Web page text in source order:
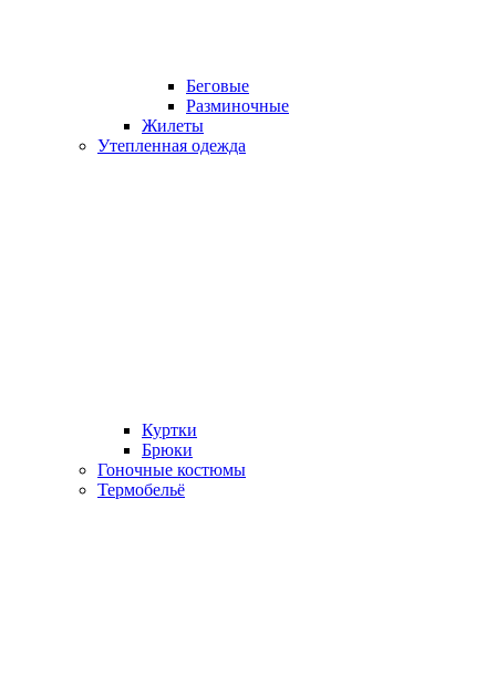
Беговые
Разминочные
Жилеты
Утепленная одежда
Куртки
Брюки
Гоночные костюмы
Термобельё